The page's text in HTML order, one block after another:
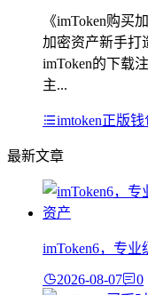
《imToken购买
加密资产新手打
imToken的下载
主...
imtoken正版
最新文章
imToken6，专
2026-08-07 0